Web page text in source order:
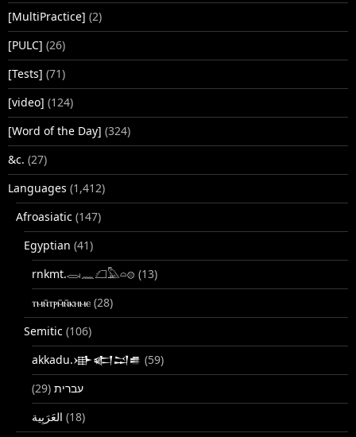
[MultiPractice] (2)
[PULC] (26)
[Tests] (71)
[video] (124)
[Word of the Day] (324)
&c. (27)
Languages (1,412)
Afroasiatic (147)
Egyptian (41)
rnkmt.𓂋𓏺𓈖𓆎𓅓𓏏𓊖 (13)
ⲧⲙⲛ̄ⲧⲣⲙ̄ⲛ̄ⲕⲏⲙⲉ (28)
Semitic (106)
akkadu.𒀝𒅗𒁺𒌑 (59)
עברית (29)
(18)